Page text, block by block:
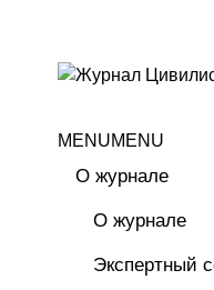
MENUMENU
О журнале
О журнале
Экспертный